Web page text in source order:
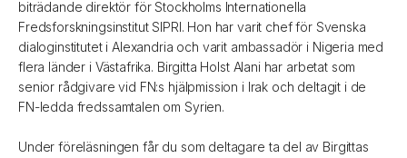
biträdande direktör för Stockholms Internationella
Fredsforskningsinstitut SIPRI. Hon har varit chef för Svenska
dialoginstitutet i Alexandria och varit ambassadör i Nigeria med
flera länder i Västafrika. Birgitta Holst Alani har arbetat som
senior rådgivare vid FN:s hjälpmission i Irak och deltagit i de
FN-ledda fredssamtalen om Syrien.
Under föreläsningen får du som deltagare ta del av Birgittas